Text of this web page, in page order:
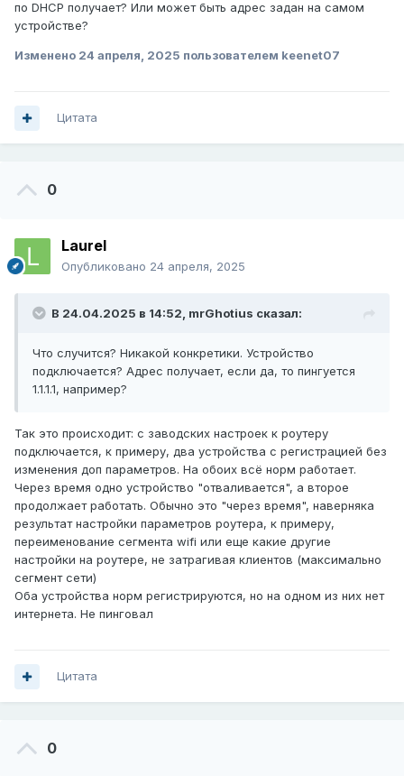
по DHCP получает? Или может быть адрес задан на самом
устройстве?
Изменено 24 апреля, 2025 пользователем keenet07
Цитата
0
Laurel
Опубликовано 24 апреля, 2025
В 24.04.2025 в 14:52, mrGhotius сказал:
Что случится? Никакой конкретики. Устройство
подключается? Адрес получает, если да, то пингуется
1.1.1.1, например?
Так это происходит: с заводских настроек к роутеру
подключается, к примеру, два устройства с регистрацией без
изменения доп параметров. На обоих всё норм работает.
Через время одно устройство "отваливается", а второе
продолжает работать. Обычно это "через время", наверняка
результат настройки параметров роутера, к примеру,
переименование сегмента wifi или еще какие другие
настройки на роутере, не затрагивая клиентов (максимально
сегмент сети)
Оба устройства норм регистрируются, но на одном из них нет
интернета. Не пинговал
Цитата
0